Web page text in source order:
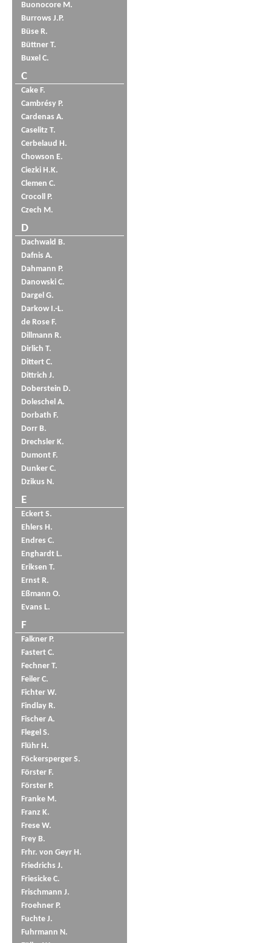
Buonocore M.
Burrows J.P.
Büse R.
Büttner T.
Buxel C.
C
Cake F.
Cambrésy P.
Cardenas A.
Caselitz T.
Cerbelaud H.
Chowson E.
Ciezki H.K.
Clemen C.
Crocoll P.
Czech M.
D
Dachwald B.
Dafnis A.
Dahmann P.
Danowski C.
Dargel G.
Darkow I.-L.
de Rose F.
Dillmann R.
Dirlich T.
Dittert C.
Dittrich J.
Doberstein D.
Doleschel A.
Dorbath F.
Dorr B.
Drechsler K.
Dumont F.
Dunker C.
Dzikus N.
E
Eckert S.
Ehlers H.
Endres C.
Enghardt L.
Eriksen T.
Ernst R.
Eßmann O.
Evans L.
F
Falkner P.
Fastert C.
Fechner T.
Feiler C.
Fichter W.
Findlay R.
Fischer A.
Flegel S.
Flühr H.
Föckersperger S.
Förster F.
Förster P.
Franke M.
Franz K.
Frese W.
Frey B.
Frhr. von Geyr H.
Friedrichs J.
Friesicke C.
Frischmann J.
Froehner P.
Fuchte J.
Fuhrmann N.